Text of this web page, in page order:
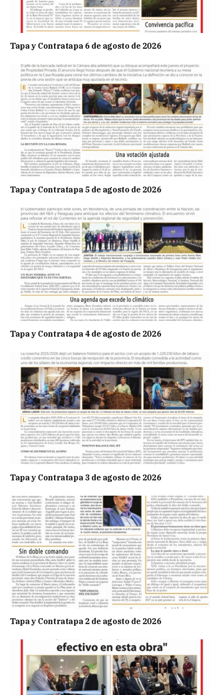
Tapa y Contratapa 6 de agosto de 2026
Tapa y Contratapa 5 de agosto de 2026
Tapa y Contratapa 4 de agosto de 2026
Tapa y Contratapa 3 de agosto de 2026
Tapa y Contratapa 2 de agosto de 2026